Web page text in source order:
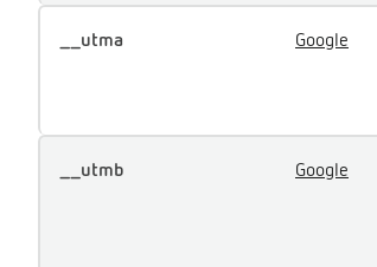
__utma Google
__utmb Google